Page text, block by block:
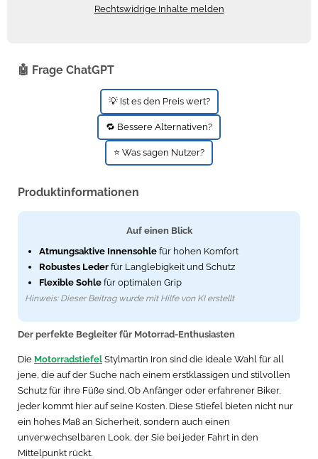
Navigationssoftware
Rechtswidrige Inhalte melden
🤖 Frage ChatGPT
💡 Ist es den Preis wert?
🔁 Bessere Alternativen?
⭐ Was sagen Nutzer?
Produktinformationen
Auf einen Blick
Atmungsaktive Innensohle für hohen Komfort
Robustes Leder für Langlebigkeit und Schutz
Flexible Sohle für optimalen Grip
Hinweis: Dieser Beitrag wurde mit Hilfe von KI erstellt
Der perfekte Begleiter für Motorrad-Enthusiasten
Die Motorradstiefel Stylmartin Iron sind die ideale Wahl für all
jene, die auf der Suche nach einem erstklassigen und stilvollen
Schutz für ihre Füße sind. Ob Anfänger oder erfahrener Biker,
jeder kommt hier auf seine Kosten. Diese Stiefel bieten nicht nur
ein hohes Maß an Sicherheit, sondern auch einen
unverwechselbaren Look, der Sie bei jeder Fahrt in den
Mittelpunkt rückt.